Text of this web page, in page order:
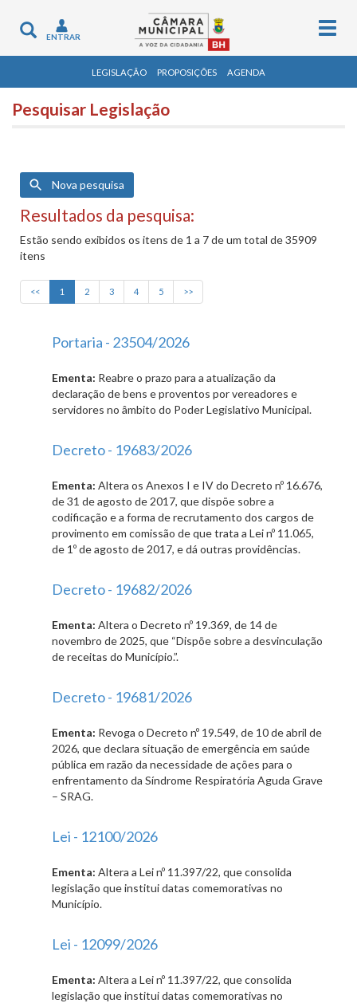
Toggle
navigation
ENTRAR
LEGISLAÇÃO PROPOSIÇÕES AGENDA
Pesquisar Legislação
Nova pesquisa
Resultados da pesquisa:
Estão sendo exibidos os itens de 1 a 7 de um total de 35909
itens
<< 1 2 3 4 5 >>
Portaria - 23504/2026
Ementa: Reabre o prazo para a atualização da
declaração de bens e proventos por vereadores e
servidores no âmbito do Poder Legislativo Municipal.
Decreto - 19683/2026
Ementa: Altera os Anexos I e IV do Decreto nº 16.676,
de 31 de agosto de 2017, que dispõe sobre a
codificação e a forma de recrutamento dos cargos de
provimento em comissão de que trata a Lei nº 11.065,
de 1º de agosto de 2017, e dá outras providências.
Decreto - 19682/2026
Ementa: Altera o Decreto nº 19.369, de 14 de
novembro de 2025, que “Dispõe sobre a desvinculação
de receitas do Município.”.
Decreto - 19681/2026
Ementa: Revoga o Decreto nº 19.549, de 10 de abril de
2026, que declara situação de emergência em saúde
pública em razão da necessidade de ações para o
enfrentamento da Síndrome Respiratória Aguda Grave
– SRAG.
Lei - 12100/2026
Ementa: Altera a Lei nº 11.397/22, que consolida
legislação que institui datas comemorativas no
Município.
Lei - 12099/2026
Ementa: Altera a Lei nº 11.397/22, que consolida
legislação que institui datas comemorativas no